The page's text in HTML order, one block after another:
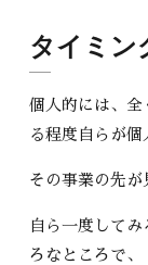
タイミン
個人的には、全
る程度自らが個
その事業の先
自ら一度して
ろなところで、